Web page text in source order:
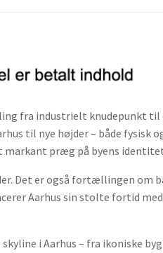
fra industrielt knudepunkt til
til nye højder – både fysisk
markant præg på byens
Det er også fortællingen om
Aarhus sin stolte fortid
i Aarhus – fra ikoniske